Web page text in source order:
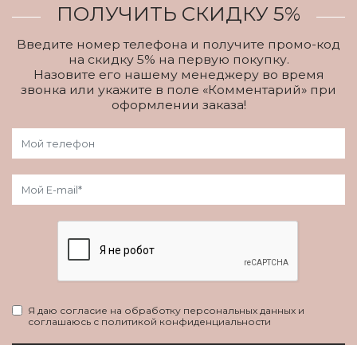
ПОЛУЧИТЬ СКИДКУ 5%
Введите номер телефона и получите промо-код
на скидку 5% на первую покупку.
Назовите его нашему менеджеру во время
звонка или укажите в поле «Комментарий» при
оформлении заказа!
Я даю согласие на обработку персональных данных и
соглашаюсь с политикой конфиденциальности